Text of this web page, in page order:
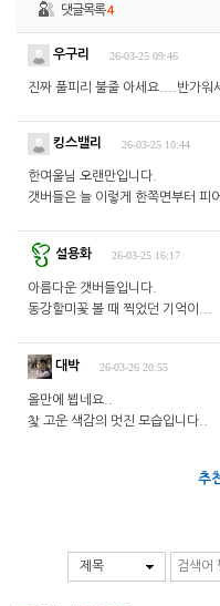
댓글목록4
우구리 26-03-25 09:46
진짜 풀피리 불줄 아세요....반가워
킹스밸리 26-03-25 10:44
한여울님 오랜만입니다.
갯버들은 늘 이렇게 한쪽면부터 피
설용화 26-03-25 16:17
아름다운 갯버들입니다.
동강할미꽃 볼 때 찍었던 기억이...
대박 26-03-26 20:55
올만에 뵙네요..
찿 고운 색감의 멋진 모습입니다..
추
제목